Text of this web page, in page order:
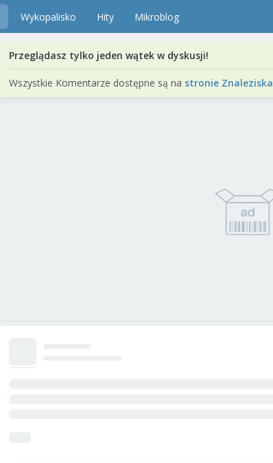
Wykopalisko Hity Mikroblog
Przeglądasz tylko jeden wątek w dyskusji!
Wszystkie Komentarze dostępne są na stronie Znaleziska